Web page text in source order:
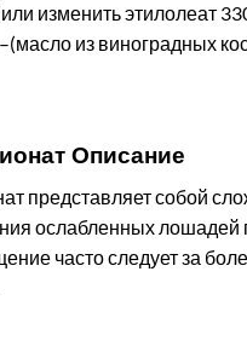
изменить этилолеат
из виноградных
Описание
представляет собой
ослабленных
часто следует за